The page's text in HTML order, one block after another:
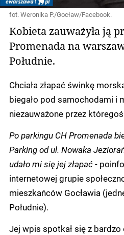
fot. Weronika P./Gocław/Facebook.
Kobieta zauważyła ją
Promenada na
Południe.
Chciała złapać świnkę
biegało pod samochodami i
niezauważone przez
Po parkingu CH Promenada
Parking od ul. Nowaka
udało mi się jej złapać -
internetowej grupie
mieszkańców Gocławia
Południe).
Jej wpis spotkał się z